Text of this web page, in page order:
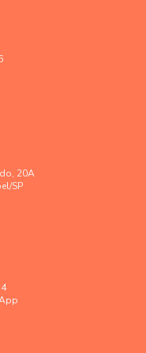
georreferenciado
em sp
20A
SP